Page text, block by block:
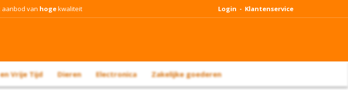
aanbod van hogekwaliteit Login - Klantenservice
Vrije Tijd Dieren Electronica Zakelijke goederen